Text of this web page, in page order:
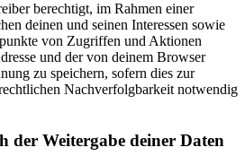
berechtigt, im Rahmen einer
deinen und seinen Interessen sowie
von Zugriffen und Aktionen
und der von deinem Browser
zu speichern, sofern dies zur
Nachverfolgbarkeit notwendig
der Weitergabe deiner Daten